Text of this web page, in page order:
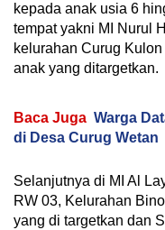
kepada anak usia 6
tempat yakni MI Nurul
kelurahan Curug
anak yang ditargetkan.
Baca Juga Warga
di Desa Curug Wetan
Selanjutnya di MI Al
RW 03, Kelurahan
yang di targetkan dan